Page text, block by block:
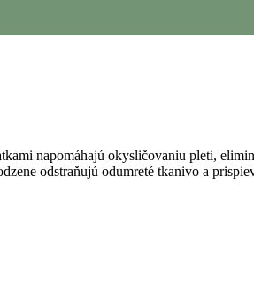
napomáhajú okysličovaniu pleti,
odstraňujú odumreté tkanivo a